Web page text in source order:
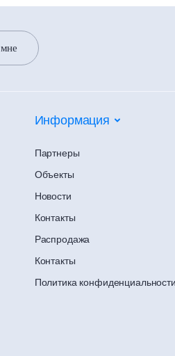
Информация
Партнеры
Объекты
Новости
Контакты
Распродажа
Контакты
Политика конфиденциальности